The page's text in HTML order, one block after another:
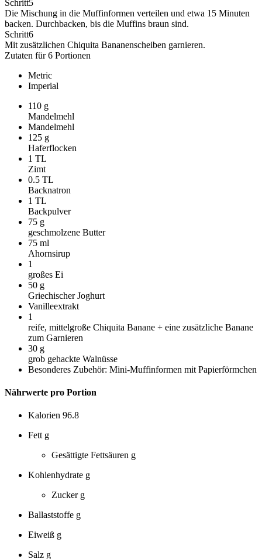
Schritt5
Die Mischung in die Muffinformen verteilen und etwa 15 Minuten
backen. Durchbacken, bis die Muffins braun sind.
Schritt6
Mit zusätzlichen Chiquita Bananenscheiben garnieren.
Zutaten für 6 Portionen
Metric
Imperial
110 g
Mandelmehl
Mandelmehl
125 g
Haferflocken
1 TL
Zimt
0.5 TL
Backnatron
1 TL
Backpulver
75 g
geschmolzene Butter
75 ml
Ahornsirup
1
großes Ei
50 g
Griechischer Joghurt
Vanilleextrakt
1
reife, mittelgroße Chiquita Banane + eine zusätzliche Banane
zum Garnieren
30 g
grob gehackte Walnüsse
Besonderes Zubehör: Mini-Muffinformen mit Papierförmchen
Nährwerte pro Portion
Kalorien 96.8
Fett g
Gesättigte Fettsäuren g
Kohlenhydrate g
Zucker g
Ballaststoffe g
Eiweiß g
Salz g